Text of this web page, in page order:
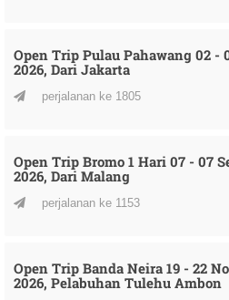
Open Trip Pulau Pahawang 02 -
2026, Dari Jakarta
perjalanan ke 1805
Open Trip Bromo 1 Hari 07 - 07
2026, Dari Malang
perjalanan ke 1153
Open Trip Banda Neira 19 - 22
2026, Pelabuhan Tulehu Ambon